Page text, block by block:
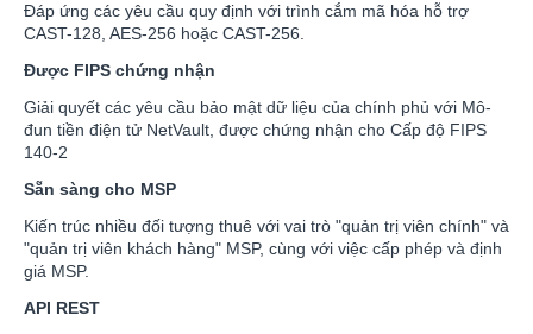
Đáp ứng các yêu cầu quy định với trình cắm mã hóa hỗ trợ
CAST-128, AES-256 hoặc CAST-256.
Được FIPS chứng nhận
Giải quyết các yêu cầu bảo mật dữ liệu của chính phủ với Mô-
đun tiền điện tử NetVault, được chứng nhận cho Cấp độ FIPS
140-2
Sẵn sàng cho MSP
Kiến trúc nhiều đối tượng thuê với vai trò "quản trị viên chính" và
"quản trị viên khách hàng" MSP, cùng với việc cấp phép và định
giá MSP.
API REST